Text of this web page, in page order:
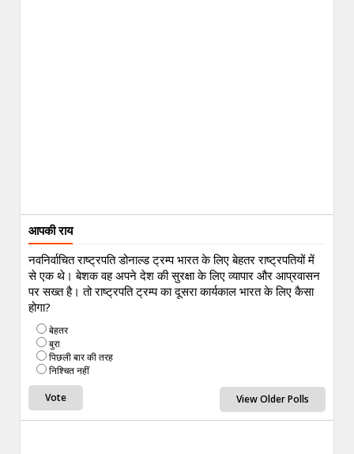
आपकी राय
नवनिर्वाचित राष्ट्रपति डोनाल्ड ट्रम्प भारत के लिए बेहतर राष्ट्रपतियों में
से एक थे। बेशक वह अपने देश की सुरक्षा के लिए व्यापार और आप्रवासन
पर सख्त है। तो राष्ट्रपति ट्रम्प का दूसरा कार्यकाल भारत के लिए कैसा
होगा?
बेहतर
बुरा
पिछली बार की तरह
निश्चित नहीं
View Older Polls